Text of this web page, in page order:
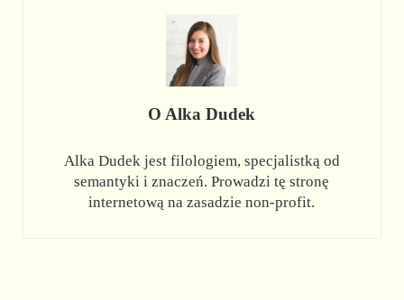
O Alka Dudek
Alka Dudek jest filologiem, specjalistką od
semantyki i znaczeń. Prowadzi tę stronę
internetową na zasadzie non-profit.